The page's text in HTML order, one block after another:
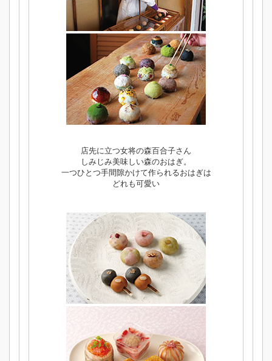
店先に立つ女将の森百合子さん
しみじみ美味しい森のおはぎ。
一つひとつ手間隙かけて作られるおはぎは
どれも可愛い